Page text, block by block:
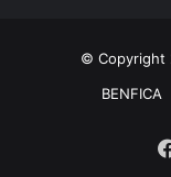
© Copyright
BENFICA